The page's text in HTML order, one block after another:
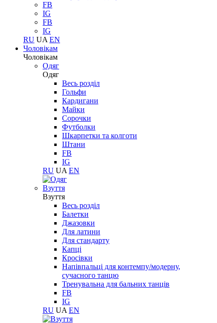
FB
IG
FB
IG
RU UA EN
Чоловікам
Чоловікам
Одяг
Одяг
Весь розділ
Гольфи
Кардигани
Майки
Сорочки
Футболки
Шкарпетки та колготи
Штани
FB
IG
RU UA EN
Взуття
Взуття
Весь розділ
Балетки
Джазовки
Для латини
Для стандарту
Капці
Кросівки
Напівпальці для контемпу/модерну,
сучасного танцю
Тренувальна для бальних танців
FB
IG
RU UA EN